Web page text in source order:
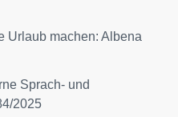
Urlaub machen: Albena
Sprach- und
2025